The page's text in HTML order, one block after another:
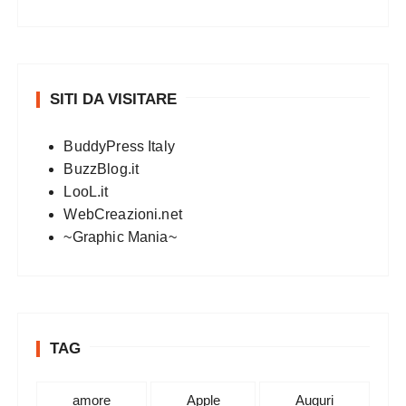
SITI DA VISITARE
BuddyPress Italy
BuzzBlog.it
LooL.it
WebCreazioni.net
~Graphic Mania~
TAG
amore Apple Auguri